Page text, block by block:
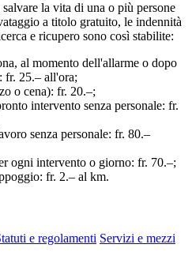
la vita di una o più persone
a titolo gratuito, le indennità
e ricupero sono così stabilite:
al momento dell'allarme o dopo
fr. 25.– all'ora;
o cena): fr. 20.–;
intervento senza personale: fr.
senza personale: fr. 80.–
ogni intervento o giorno: fr. 70.–;
fr. 2.– al km.
e regolamenti Servizi e mezzi